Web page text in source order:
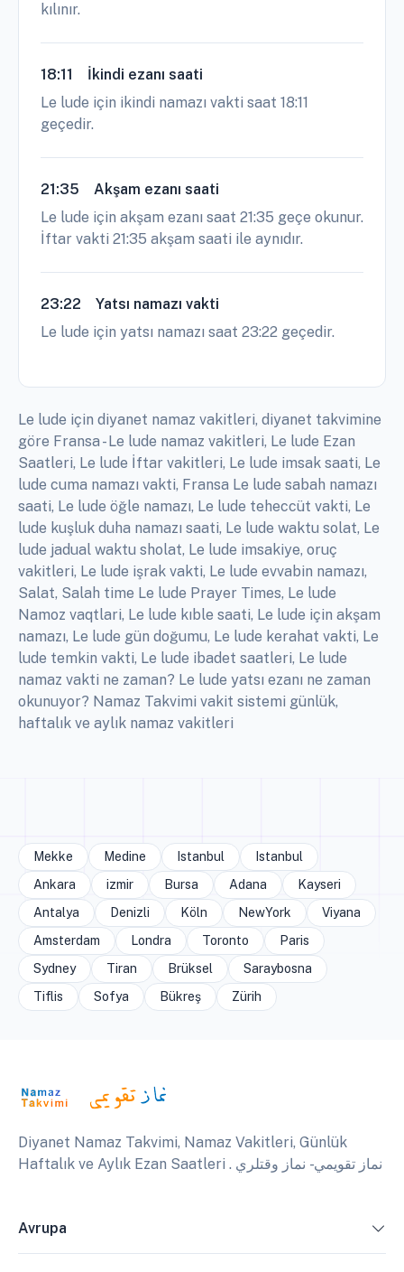
kılınır.
18:11
İkindi ezanı saati
Le lude için ikindi namazı vakti saat 18:11
geçedir.
21:35
Akşam ezanı saati
Le lude için akşam ezanı saat 21:35 geçe okunur.
İftar vakti 21:35 akşam saati ile aynıdır.
23:22
Yatsı namazı vakti
Le lude için yatsı namazı saat 23:22 geçedir.
Le lude için diyanet namaz vakitleri, diyanet takvimine
göre Fransa - Le lude namaz vakitleri, Le lude Ezan
Saatleri, Le lude İftar vakitleri, Le lude imsak saati, Le
lude cuma namazı vakti, Fransa Le lude sabah namazı
saati, Le lude öğle namazı, Le lude teheccüt vakti, Le
lude kuşluk duha namazı saati, Le lude waktu solat, Le
lude jadual waktu sholat, Le lude imsakiye, oruç
vakitleri, Le lude işrak vakti, Le lude evvabin namazı,
Salat, Salah time Le lude Prayer Times, Le lude
Namoz vaqtlari, Le lude kıble saati, Le lude için akşam
namazı, Le lude gün doğumu, Le lude kerahat vakti, Le
lude temkin vakti, Le lude ibadet saatleri, Le lude
namaz vakti ne zaman? Le lude yatsı ezanı ne zaman
okunuyor? Namaz Takvimi vakit sistemi günlük,
haftalık ve aylık namaz vakitleri
Mekke Medine Istanbul
Istanbul
Ankara
izmir Bursa Adana
Kayseri
Antalya
Denizli Köln NewYork
Viyana
Amsterdam
Londra Toronto
Paris
Sydney
Tiran Brüksel
Saraybosna
Tiflis
Sofya Bükreş Zürih
Diyanet Namaz Takvimi, Namaz Vakitleri, Günlük
Haftalık ve Aylık Ezan Saatleri . نماز تقويمي - نماز وقتلري
Avrupa